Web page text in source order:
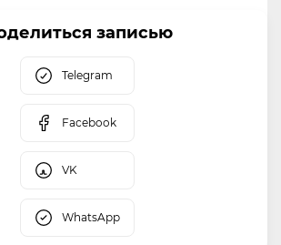
записью
Telegram
Facebook
VK
WhatsApp